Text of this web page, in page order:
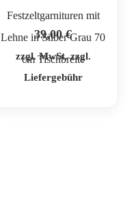
Festzeltgarnituren mit
Lehne in Silber Grau 70
cm Tischbreite
39,00€
zzgl. MwSt. zzgl.
Liefergebühr